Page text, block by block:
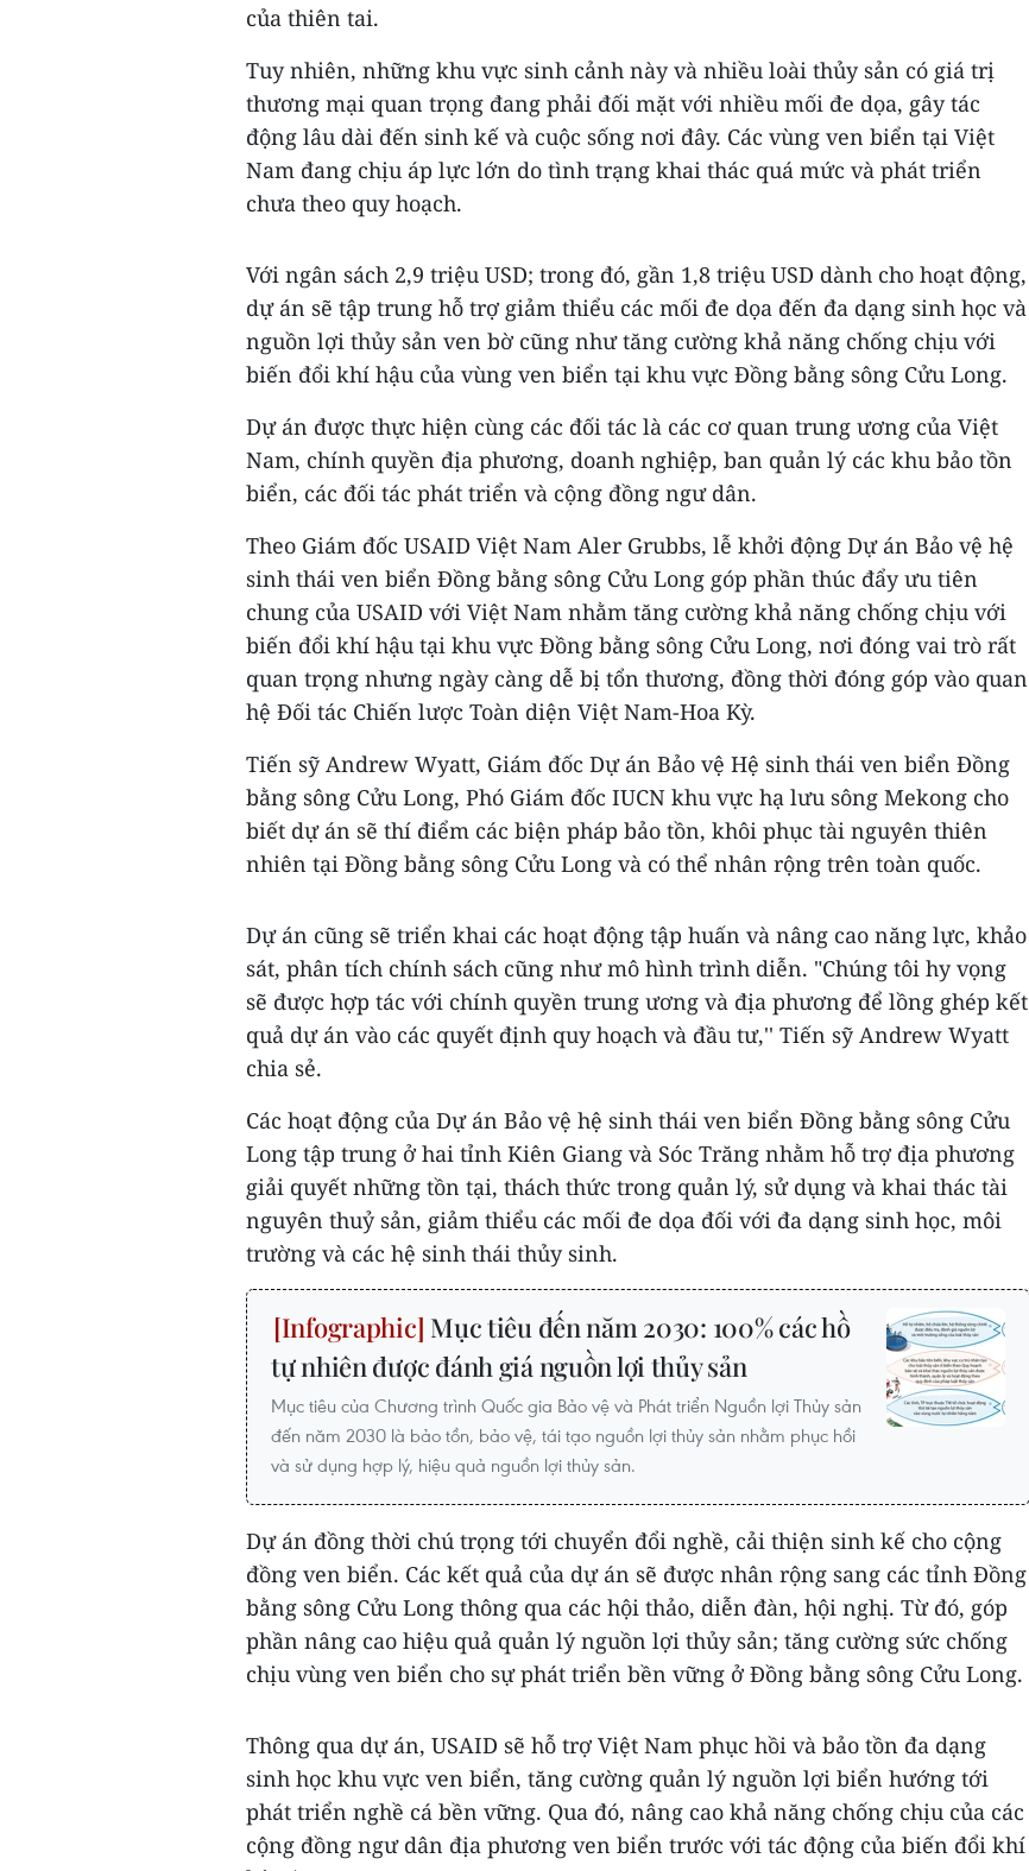
của thiên tai.
Tuy nhiên, những khu vực sinh cảnh này và nhiều loài thủy sản có giá trị
thương mại quan trọng đang phải đối mặt với nhiều mối đe dọa, gây tác
động lâu dài đến sinh kế và cuộc sống nơi đây. Các vùng ven biển tại Việt
Nam đang chịu áp lực lớn do tình trạng khai thác quá mức và phát triển
chưa theo quy hoạch.
Với ngân sách 2,9 triệu USD; trong đó, gần 1,8 triệu USD dành cho hoạt động,
dự án sẽ tập trung hỗ trợ giảm thiểu các mối đe dọa đến đa dạng sinh học và
nguồn lợi thủy sản ven bờ cũng như tăng cường khả năng chống chịu với
biến đổi khí hậu của vùng ven biển tại khu vực Đồng bằng sông Cửu Long.
Dự án được thực hiện cùng các đối tác là các cơ quan trung ương của Việt
Nam, chính quyền địa phương, doanh nghiệp, ban quản lý các khu bảo tồn
biển, các đối tác phát triển và cộng đồng ngư dân.
Theo Giám đốc USAID Việt Nam Aler Grubbs, lễ khởi động Dự án Bảo vệ hệ
sinh thái ven biển Đồng bằng sông Cửu Long góp phần thúc đẩy ưu tiên
chung của USAID với Việt Nam nhằm tăng cường khả năng chống chịu với
biến đổi khí hậu tại khu vực Đồng bằng sông Cửu Long, nơi đóng vai trò rất
quan trọng nhưng ngày càng dễ bị tổn thương, đồng thời đóng góp vào quan
hệ Đối tác Chiến lược Toàn diện Việt Nam-Hoa Kỳ.
Tiến sỹ Andrew Wyatt, Giám đốc Dự án Bảo vệ Hệ sinh thái ven biển Đồng
bằng sông Cửu Long, Phó Giám đốc IUCN khu vực hạ lưu sông Mekong cho
biết dự án sẽ thí điểm các biện pháp bảo tồn, khôi phục tài nguyên thiên
nhiên tại Đồng bằng sông Cửu Long và có thể nhân rộng trên toàn quốc.
Dự án cũng sẽ triển khai các hoạt động tập huấn và nâng cao năng lực, khảo
sát, phân tích chính sách cũng như mô hình trình diễn. "Chúng tôi hy vọng
sẽ được hợp tác với chính quyền trung ương và địa phương để lồng ghép kết
quả dự án vào các quyết định quy hoạch và đầu tư,'' Tiến sỹ Andrew Wyatt
chia sẻ.
Các hoạt động của Dự án Bảo vệ hệ sinh thái ven biển Đồng bằng sông Cửu
Long tập trung ở hai tỉnh Kiên Giang và Sóc Trăng nhằm hỗ trợ địa phương
giải quyết những tồn tại, thách thức trong quản lý, sử dụng và khai thác tài
nguyên thuỷ sản, giảm thiểu các mối đe dọa đối với đa dạng sinh học, môi
trường và các hệ sinh thái thủy sinh.
Mục tiêu đến năm 2030: 100% các hồ
tự nhiên được đánh giá nguồn lợi thủy sản
Mục tiêu của Chương trình Quốc gia Bảo vệ và Phát triển Nguồn lợi Thủy sản
đến năm 2030 là bảo tồn, bảo vệ, tái tạo nguồn lợi thủy sản nhằm phục hồi
và sử dụng hợp lý, hiệu quả nguồn lợi thủy sản.
Dự án đồng thời chú trọng tới chuyển đổi nghề, cải thiện sinh kế cho cộng
đồng ven biển. Các kết quả của dự án sẽ được nhân rộng sang các tỉnh Đồng
bằng sông Cửu Long thông qua các hội thảo, diễn đàn, hội nghị. Từ đó, góp
phần nâng cao hiệu quả quản lý nguồn lợi thủy sản; tăng cường sức chống
chịu vùng ven biển cho sự phát triển bền vững ở Đồng bằng sông Cửu Long.
Thông qua dự án, USAID sẽ hỗ trợ Việt Nam phục hồi và bảo tồn đa dạng
sinh học khu vực ven biển, tăng cường quản lý nguồn lợi biển hướng tới
phát triển nghề cá bền vững. Qua đó, nâng cao khả năng chống chịu của các
cộng đồng ngư dân địa phương ven biển trước với tác động của biến đổi khí